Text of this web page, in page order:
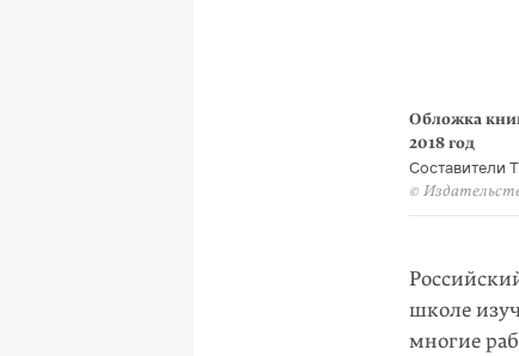
Обложка
2018 год
Составители
©
школе
многие